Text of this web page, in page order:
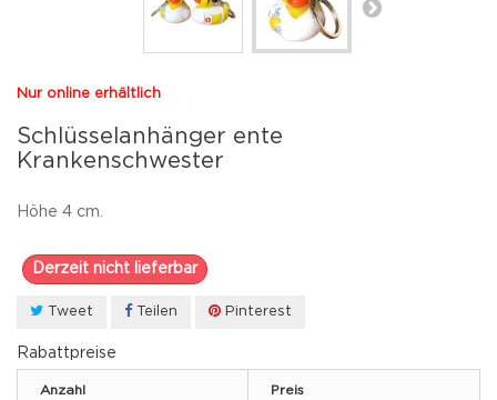
Nur online erhältlich
Schlüsselanhänger ente
Krankenschwester
Höhe 4 cm.
Derzeit nicht lieferbar
Tweet Teilen Pinterest
Rabattpreise
Anzahl Preis